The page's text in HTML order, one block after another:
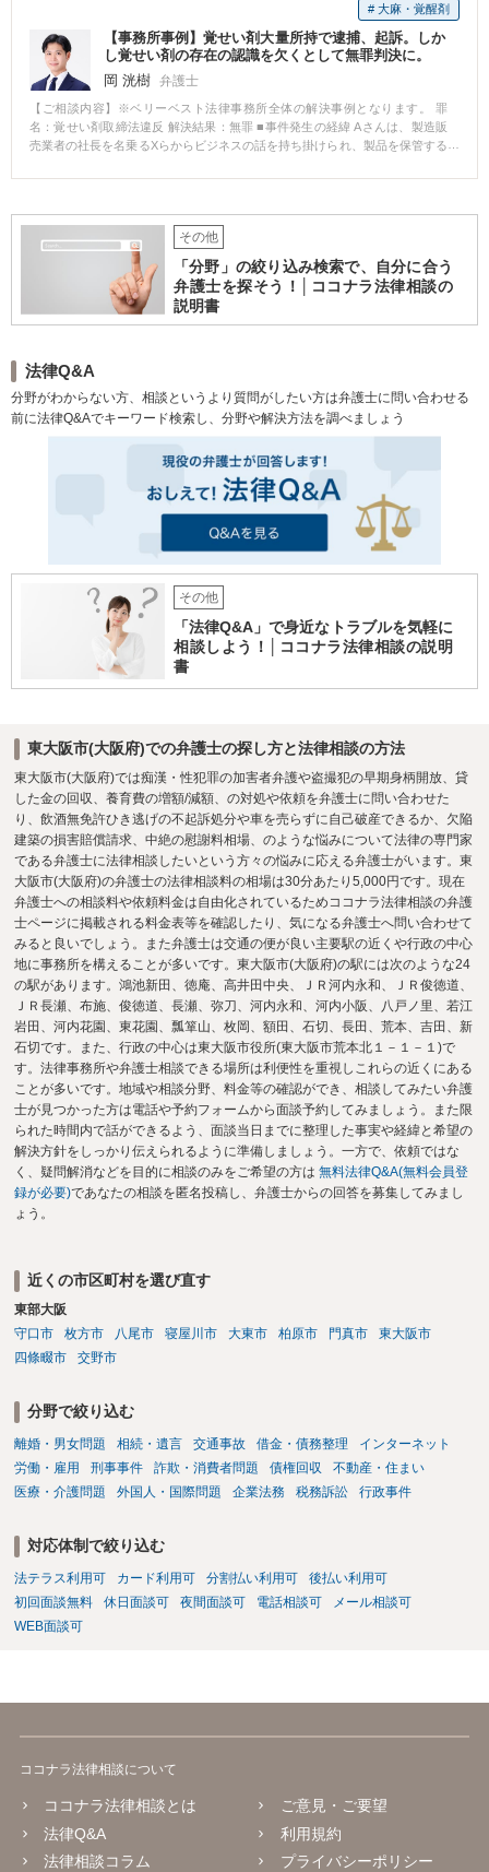
は、14級であったこともあり、相手方保険会社も労働能力喪失期間を5年とし
て譲らなかったのですが、その代わりに後遺障害慰謝料や休業損害その他の
項目についてはこちらの提示額満額を飲んでもらう形で調整をしました。 労
働能力喪失期間を争って交渉外の手続きに移行することも検討の余地があり
ましたが、Aさんとしても、最終的な金額や解決までの期間、過失割合が暗転
するリスクを踏まえ、上記の調整した金額でもって納得いただいたうえで示
談の運びとなりました。
てしまったことで、働き続けることへの不安も感じられ、弁護士にご相談い
ただくに至ったとのことでした。 詳しいお話を伺ったところ、会社内で人間
関係のトラブルがあったこと自体は事実でしたが、トラブルの相手方の主張
には事実に反していることも多いにも関わらず、会社が十分な調査をしない
まま相手方の主張のみを聞いている状態であるとのことでした。 【ベリーベ
ストの対応とその結果】 Aさんのお話からすると、勤務先からの自宅待機命
令や降格は無効となる可能性があると考えられました。 そこで、どのような
解決がAさんにとって最善の選択なのか、打ち合わせを重ねて検討した結果、
ただ一方で、勤務先のAさんへの対応が非常に頑なであったこと、Aさんの技
を獲得できるのであれば転職を前提とする和解も視野に入れるという方針を
決定しました。 そして、弁護士から勤務先に内容証明を送り、自宅待機命令
は無効であると主張して、直ちにAさんを元の業務に復帰させた上で減額分の
給与を全額支払うよう求めました。 すると、ほどなく勤務先から解決金を支
払っての解決の打診がありました。 そこで、自宅待機命令により減額された
給与の支払いに加え、Aさんが転職活動に要すると考えられる期間分の給与を
試算し、それをもとに解決金額を提示したところ、勤務先より、解決金の支
も勤務先に在籍し続けた場合と同水準の収入を確保しながら、勤務先で就労
することなく転職活動に専念できる形となりました。第1希望である復職は叶
いませんでしたが、 「同じ勤務先に復帰することで将来また同様のトラブル
が起きてしまう不安を考えれば、余裕をもって転職活動ができることになっ
てよかった」 とご満足いただけました。 ※ご依頼者様の守秘義務の観点か
ら、一部、内容を抽象化して掲載しております。
# 大麻・覚醒剤
【事務所事例】覚せい剤大量所持で逮捕、起訴。しか
し覚せい剤の存在の認識を欠くとして無罪判決に。
岡 洸樹 弁護士
【ご相談内容】※ベリーベスト法律事務所全体の解決事例となります。 罪
名：覚せい剤取締法違反 解決結果：無罪 ■事件発生の経緯 Aさんは、製造販
売業者の社長を名乗るXらからビジネスの話を持ち掛けられ、製品を保管する
続を行いました。 ところが、倉庫に届いた製品には記載上の不備があり、A
るXのもとへ向けて出国しました。 しかし、その翌日、Xの部下らがAさんの
倉庫に侵入し、製品の中身を持ち出そうとしました。通報を受けて警察が臨
場した際、Aさんの倉庫内にあった製品の中からは、膨大な量の覚せい剤が発
見されました。 その後、帰国したAさんは覚せい剤取締法違反（営利目的所
持）の疑いで逮捕されました。 ■相談～解決の流れ 初回接見時から、Aさんは
覚せい剤が製品に隠匿されているとは知らなかったと述べており、Aさんの話
んには覚せい剤所持の認識があったと主張しましたが、当事務所の弁護士
っている者の行動とは考えられないこと、税関や運送業者でさえ気が付かな
かった覚せい剤の存在をAさんは認識していたはずだというのは無理があるこ
ないこと、などを主張しました。 公判では多数の書証や長時間にわたる被告
人質問を経ましたが、裁判所は、Aさんに覚せい剤所持の認識があったと認め
るには疑いが残るとして、無罪判決を言い渡しました。 ■解決のポイント 本
件の最大の争点は、Aさん自身に覚せい剤所持の認識があったか否かでした。
検察官は、間接事実を積み重ねることによってこれを立証しようとしました
が、当事務所の弁護士は、それらの間接事実をもってしてもAさんが覚せい剤
の存在を認識していたという結論は導かれない旨を説得的に主張するととも
に、反対に、Aさんが覚せい剤の存在を知らなかったことをうかがわせる事実
を挙げていきました。 その結果、無罪判決を勝ち取ることができ、無実のA
さんを冤罪から守ることができました。
その他
「分野」の絞り込み検索で、自分に合う
弁護士を探そう！│ココナラ法律相談の
説明書
法律Q&A
分野がわからない方、相談というより質問がしたい方は弁護士に問い合わせる
前に法律Q&Aでキーワード検索し、分野や解決方法を調べましょう
その他
「法律Q&A」で身近なトラブルを気軽に
相談しよう！│ココナラ法律相談の説明
書
東大阪市(大阪府)での弁護士の探し方と法律相談の方法
東大阪市(大阪府)では痴漢・性犯罪の加害者弁護や盗撮犯の早期身柄開放、貸
した金の回収、養育費の増額/減額、の対処や依頼を弁護士に問い合わせた
り、飲酒無免許ひき逃げの不起訴処分や車を売らずに自己破産できるか、欠陥
建築の損害賠償請求、中絶の慰謝料相場、のような悩みについて法律の専門家
である弁護士に法律相談したいという方々の悩みに応える弁護士がいます。東
大阪市(大阪府)の弁護士の法律相談料の相場は30分あたり5,000円です。現在
弁護士への相談料や依頼料金は自由化されているためココナラ法律相談の弁護
士ページに掲載される料金表等を確認したり、気になる弁護士へ問い合わせて
みると良いでしょう。また弁護士は交通の便が良い主要駅の近くや行政の中心
地に事務所を構えることが多いです。東大阪市(大阪府)の駅には次のような24
の駅があります。鴻池新田、徳庵、高井田中央、ＪＲ河内永和、ＪＲ俊徳道、
ＪＲ長瀬、布施、俊徳道、長瀬、弥刀、河内永和、河内小阪、八戸ノ里、若江
岩田、河内花園、東花園、瓢箪山、枚岡、額田、石切、長田、荒本、吉田、新
石切です。また、行政の中心は東大阪市役所(東大阪市荒本北１－１－１)で
す。法律事務所や弁護士相談できる場所は利便性を重視しこれらの近くにある
ことが多いです。地域や相談分野、料金等の確認ができ、相談してみたい弁護
士が見つかった方は電話や予約フォームから面談予約してみましょう。また限
られた時間内で話ができるよう、面談当日までに整理した事実や経緯と希望の
解決方針をしっかり伝えられるように準備しましょう。一方で、依頼ではな
く、疑問解消などを目的に相談のみをご希望の方は 無料法律Q&A(無料会員登
録が必要)であなたの相談を匿名投稿し、弁護士からの回答を募集してみまし
ょう。
近くの市区町村を選び直す
東部大阪
守口市
枚方市 八尾市 寝屋川市 大東市 柏原市 門真市
東大阪市
四條畷市
交野市
分野で絞り込む
離婚・男女問題 相続・遺言 交通事故 借金・債務整理
インターネット
労働・雇用
刑事事件 詐欺・消費者問題 債権回収
不動産・住まい
医療・介護問題
外国人・国際問題 企業法務 税務訴訟 行政事件
対応体制で絞り込む
法テラス利用可 カード利用可 分割払い利用可
後払い利用可
初回面談無料
休日面談可 夜間面談可 電話相談可
メール相談可
WEB面談可
ココナラ法律相談について
ココナラ法律相談とは
法律Q&A
法律相談コラム
ご意見・ご要望
利用規約
プライバシーポリシー